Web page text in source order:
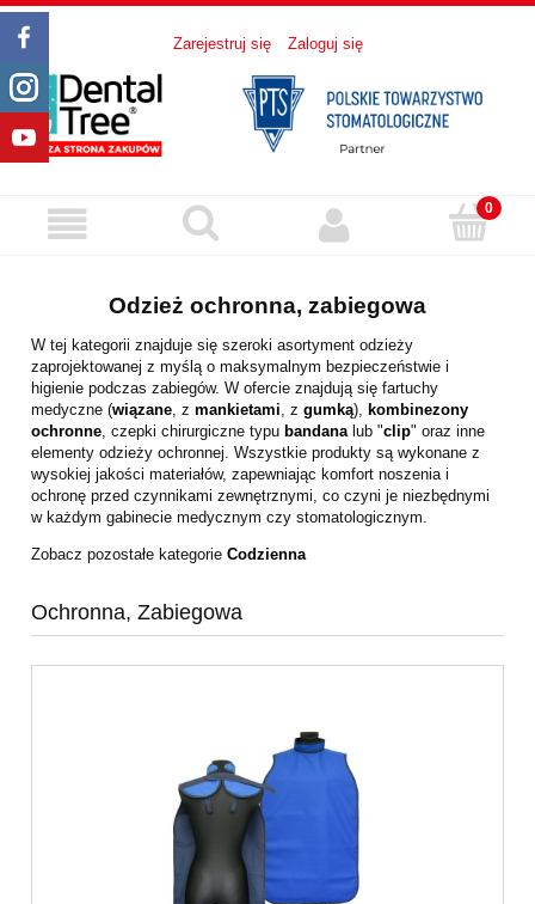
Zarejestruj się Zaloguj się
Odzież ochronna, zabiegowa
W tej kategorii znajduje się szeroki asortyment odzieży
zaprojektowanej z myślą o maksymalnym bezpieczeństwie i
higienie podczas zabiegów. W ofercie znajdują się fartuchy
medyczne (wiązane, z mankietami, z gumką), kombinezony
ochronne, czepki chirurgiczne typu bandana lub "clip" oraz inne
elementy odzieży ochronnej. Wszystkie produkty są wykonane z
wysokiej jakości materiałów, zapewniając komfort noszenia i
ochronę przed czynnikami zewnętrznymi, co czyni je niezbędnymi
w każdym gabinecie medycznym czy stomatologicznym.
Zobacz pozostałe kategorie Codzienna
Ochronna, Zabiegowa